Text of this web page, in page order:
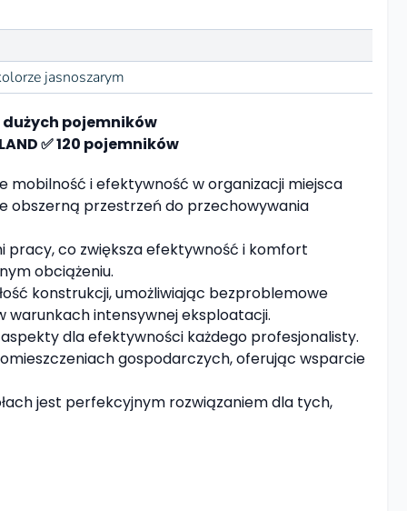
jasnoszarym
dużych pojemników
✅ 120 pojemników
mobilność i efektywność w organizacji miejsca
obszerną przestrzeń do przechowywania
pracy, co zwiększa efektywność i komfort
obciążeniu.
konstrukcji, umożliwiając bezproblemowe
warunkach intensywnej eksploatacji.
dla efektywności każdego profesjonalisty.
gospodarczych, oferując wsparcie
jest perfekcyjnym rozwiązaniem dla tych,